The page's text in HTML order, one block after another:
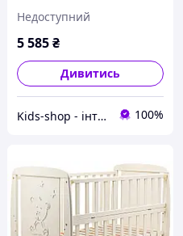
Недоступний
5 585₴
Дивитись
Kids-shop - інтернет магазин дитячих товарів 100%